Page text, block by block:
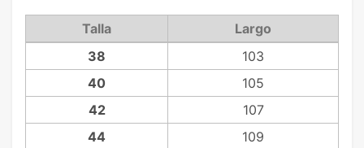
Talla
Largo
38
103
40
105
42
107
44
109